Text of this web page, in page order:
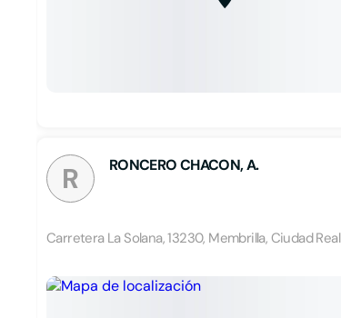
R RONCERO CHACON, A.
Carretera La Solana, 13230, Membrilla, Ciudad Real